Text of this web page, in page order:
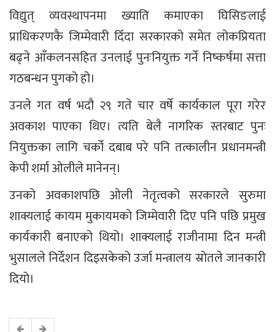
विद्युत् व्यवस्थापनमा ख्याति कमाएका घिसिङलाई
प्राधिकरणकै जिम्मेवारी दिँदा सरकारको समेत लोकप्रियता
बढ्ने आँकलनसहित उनलाई पुनःनियुक्त गर्ने निष्कर्षमा सत्ता
गठबन्धन पुगको हो।
उनले गत वर्ष भदौ २९ गते चार वर्षे कार्यकाल पूरा गरेर
अवकाश पाएका थिए। त्यति बेलै नागरिक स्तरबाट पुनः
नियुक्तका लागि चर्को दबाब परे पनि तत्कालीन प्रधानमन्त्री
केपी शर्मा ओलीले मानेनन्।
उनको अवकाशपछि ओली नेतृत्वको सरकारले सुरुमा
शाक्यलाई कायम मुकायमको जिम्मेवारी दिए पनि पछि प्रमुख
कार्यकारी बनाएको थियो। शाक्यलाई राजीनामा दिन मन्त्री
भुसालले निर्देशन दिइसकेको उर्जा मन्त्रालय स्रोतले जानकारी
दियो।